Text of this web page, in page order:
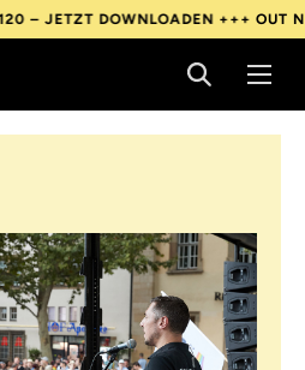
DOWNLOADEN +++OUT NOW:
DOWNLOADEN +++